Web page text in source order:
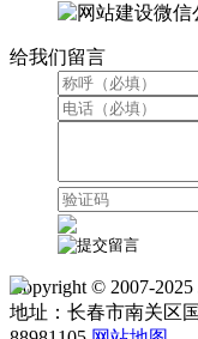
微信
给我们留言
Copyright © 2007-
地址：长春市南关区